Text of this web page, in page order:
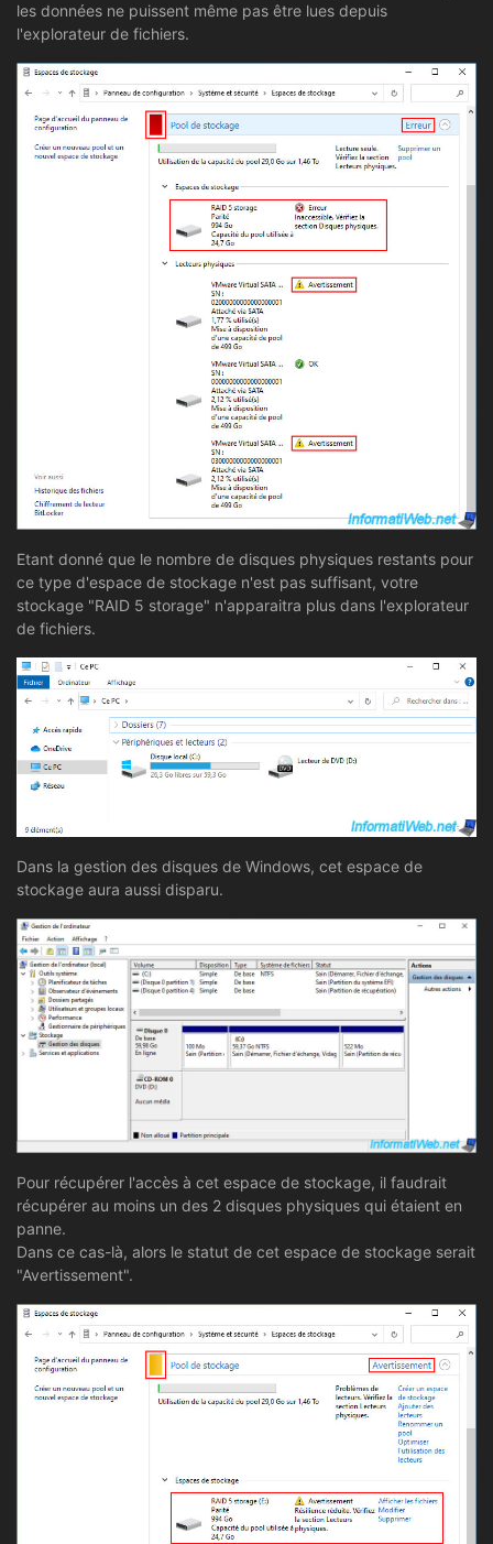
les données ne puissent même pas être lues depuis
l'explorateur de fichiers.
Etant donné que le nombre de disques physiques restants pour
ce type d'espace de stockage n'est pas suffisant, votre
stockage "RAID 5 storage" n'apparaitra plus dans l'explorateur
de fichiers.
Dans la gestion des disques de Windows, cet espace de
stockage aura aussi disparu.
Pour récupérer l'accès à cet espace de stockage, il faudrait
récupérer au moins un des 2 disques physiques qui étaient en
panne.
Dans ce cas-là, alors le statut de cet espace de stockage serait
"Avertissement".